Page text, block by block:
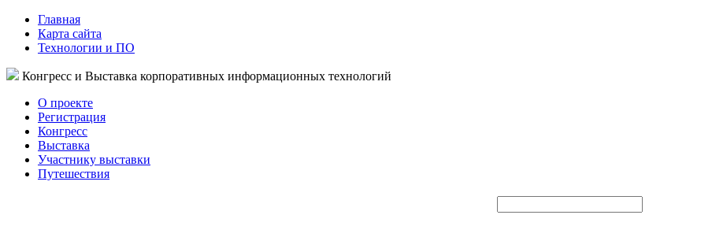
Главная
Карта сайта
Технологии и ПО
Конгресс и Выставка корпоративных информационных технологий
О проекте
Регистрация
Конгресс
Выставка
Участнику выставки
Путешествия